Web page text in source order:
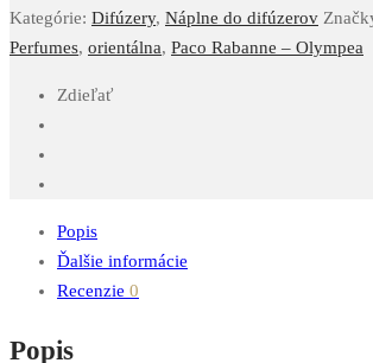
Kategórie: Difúzery, Náplne do difúzerov
Perfumes, orientálna, Paco Rabanne – Olympea
Zdieľať
Popis
Ďalšie informácie
Recenzie 0
Popis